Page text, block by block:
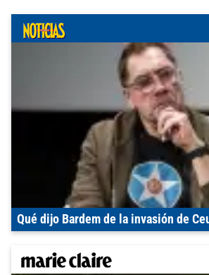
Qué dijo Bardem de la invasión de